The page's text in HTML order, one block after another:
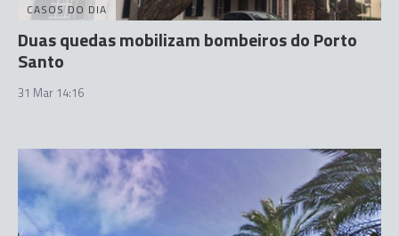
CASOS DO DIA
Duas quedas mobilizam bombeiros do Porto
Santo
31 Mar 14:16